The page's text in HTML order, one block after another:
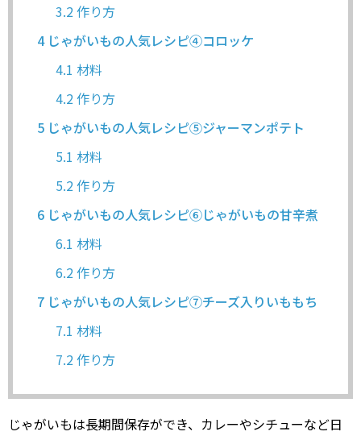
3.2 作り方
4じゃがいもの人気レシピ④コロッケ
4.1 材料
4.2 作り方
5 じゃがいもの人気レシピ⑤ジャーマンポテト
5.1 材料
5.2 作り方
6 じゃがいもの人気レシピ⑥じゃがいもの甘辛煮
6.1 材料
6.2 作り方
7 じゃがいもの人気レシピ⑦チーズ入りいももち
7.1 材料
7.2 作り方
じゃがいもは長期間保存ができ、カレーやシチューなど日